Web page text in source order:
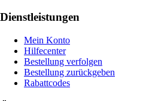
Dienstleistungen
Mein Konto
Hilfecenter
Bestellung verfolgen
Bestellung zurückgeben
Rabattcodes